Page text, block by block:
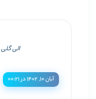
الی گلی
آبان ۱۰, ۱۴۰۲ در ۰۰:۲۱